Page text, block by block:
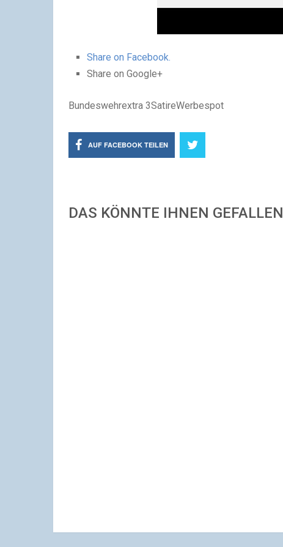
Share on Facebook.
Share on Google+
Bundeswehrextra 3SatireWerbespot
AUF FACEBOOK TEILEN
DAS KÖNNTE IHNEN GEFALLEN